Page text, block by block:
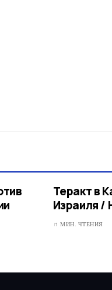
Теракт в
Израиля /
1 МИН. ЧТЕНИЯ